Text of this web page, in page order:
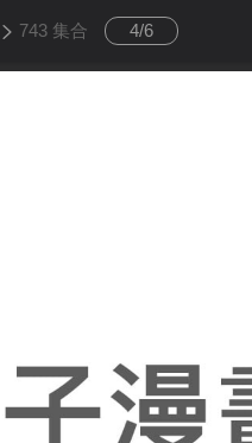
743 集合 4/6